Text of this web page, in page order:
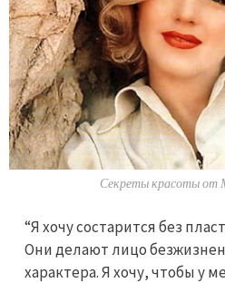
Секреты красоты от
“Я хочу состарится без
Они делают лицо
характера. Я хочу, чтобы у